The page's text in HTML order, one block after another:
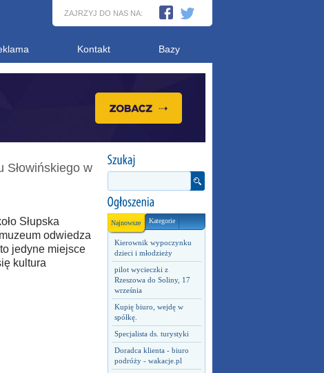
ZAJRZYJ DO NAS NA:
Kontakt Bazy
Najnowsze Kategorie
Kierownik wypoczynku
dzieci i młodzieży
pilot wycieczki z
Rzeszowa do Soliny, 17
września
Kupię biuro, wejdę w
spółkę.
Specjalista ds. turystyki
Doradca klienta - biuro
podróży - wakacje.pl
Słowińskiego w
Słupska
odwiedza
jedyne miejsce
kultura